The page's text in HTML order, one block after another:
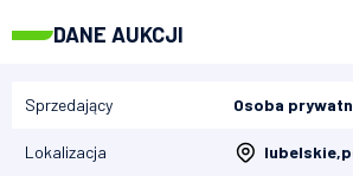
DANE AUKCJI
Sprzedający Osoba
Lokalizacja lubelskie,